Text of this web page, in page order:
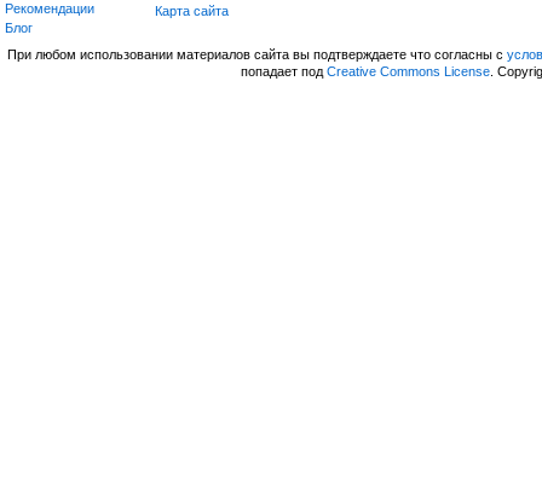
Рекомендации
Блог
Карта сайта
При любом использовании материалов сайта вы подтверждаете что согласны с
попадает под Creative Commons License.